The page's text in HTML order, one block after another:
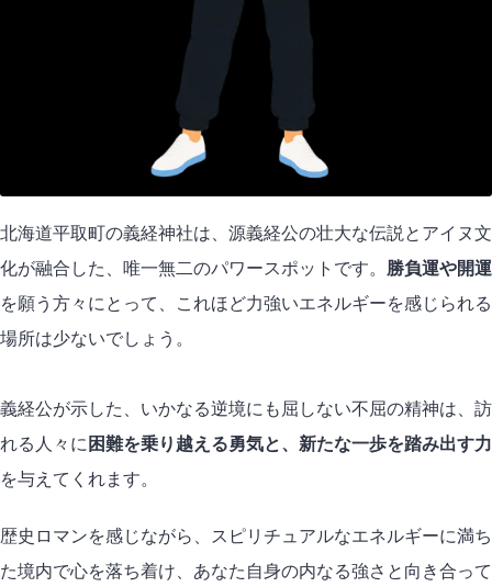
北海道平取町の義経神社は、源義経公の壮大な伝説とアイヌ文
化が融合した、唯一無二のパワースポットです。 勝負運や開運
を願う方々にとって、これほど力強いエネルギーを感じられる
場所は少ないでしょう。
義経公が示した、いかなる逆境にも屈しない不屈の精神は、訪
れる人々に 困難を乗り越える勇気と、新たな一歩を踏み出す力
を与えてくれます。
歴史ロマンを感じながら、スピリチュアルなエネルギーに満ち
た境内で心を落ち着け、あなた自身の内なる強さと向き合って